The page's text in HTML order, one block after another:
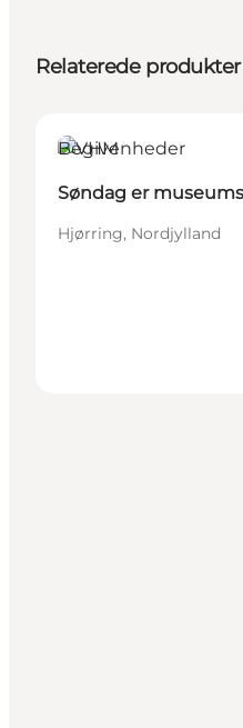
Relaterede produkter
Begivenheder
Søndag er
Hjørring, Nordjylland